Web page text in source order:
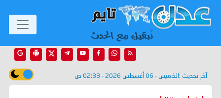
آخر تحديث : الخميس - 06 أغسطس 2026 - 02:33 ص